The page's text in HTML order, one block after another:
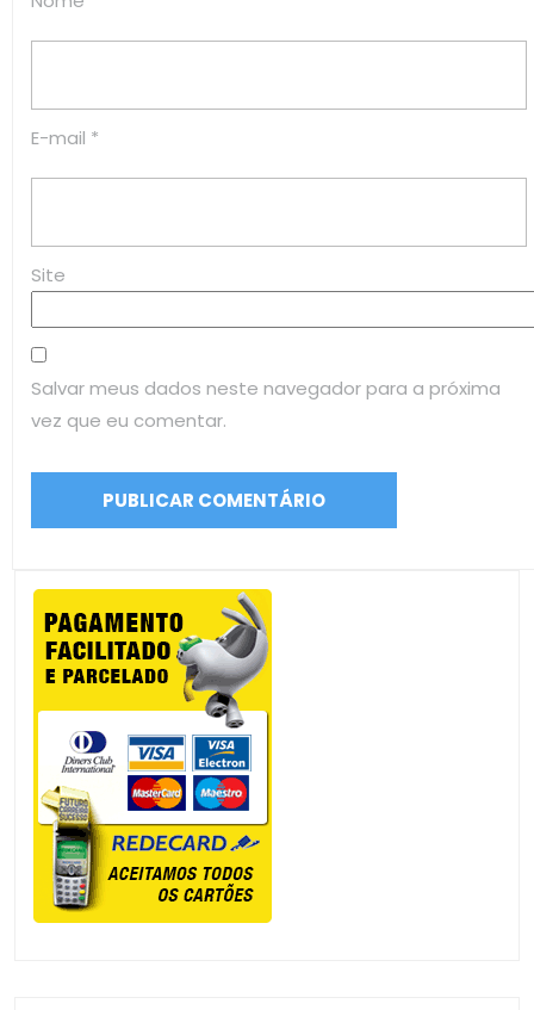
E-mail *
Site
Salvar meus dados neste navegador para a próxima
vez que eu comentar.